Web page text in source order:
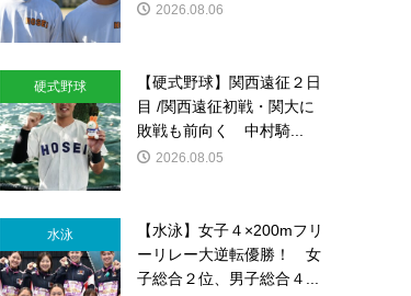
2026.08.06
硬式野球
【硬式野球】関西遠征２日
目 /関西遠征初戦・関大に
敗戦も前向く 中村騎...
2026.08.05
水泳
【水泳】女子４×200mフリ
ーリレー大逆転優勝！ 女
子総合２位、男子総合４...